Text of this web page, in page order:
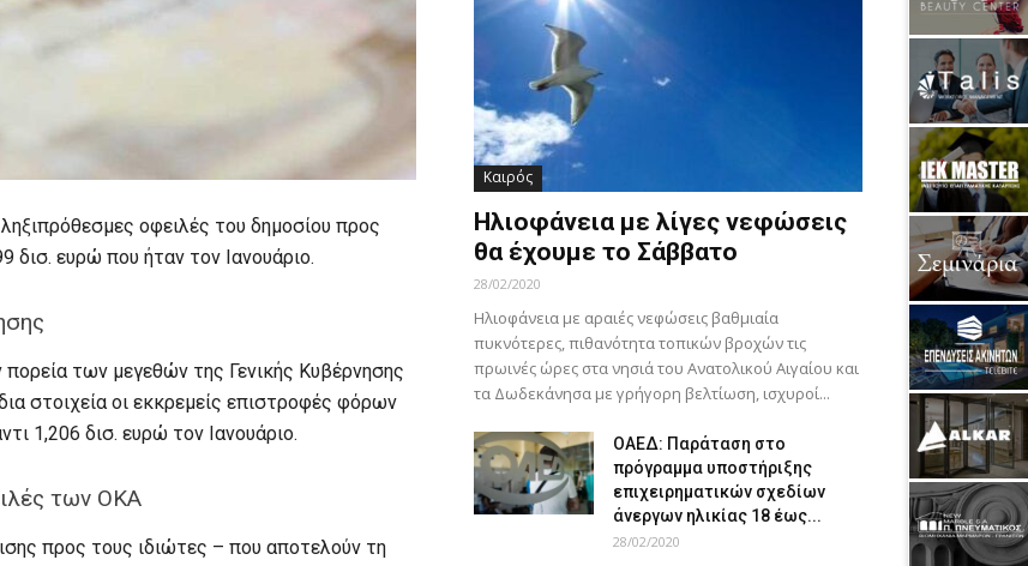
οφειλές του δημοσίου προς
δισ. ευρώ που ήταν τον Ιανουάριο.
πορεία των μεγεθών της Γενικής Κυβέρνησης
στοιχεία οι εκκρεμείς επιστροφές φόρων
1,206 δισ. ευρώ τον Ιανουάριο.
των ΟΚΑ
προς τους ιδιώτες – που αποτελούν τη
Καιρός
Ηλιοφάνεια με λίγες νεφώσεις
θα έχουμε το Σάββατο
28/02/2020
Ηλιοφάνεια με αραιές νεφώσεις βαθμιαία
πυκνότερες, πιθανότητα τοπικών βροχών τις
πρωινές ώρες στα νησιά του Ανατολικού Αιγαίου και
τα Δωδεκάνησα με γρήγορη βελτίωση, ισχυροί...
ΟΑΕΔ: Παράταση στο
πρόγραμμα υποστήριξης
επιχειρηματικών σχεδίων
άνεργων ηλικίας 18 έως...
28/02/2020